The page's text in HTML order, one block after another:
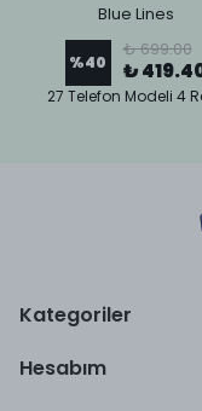
Blue Lines
%40
₺ 699.00
₺
27 Telefon Modeli 4
Kategoriler
Hesabım